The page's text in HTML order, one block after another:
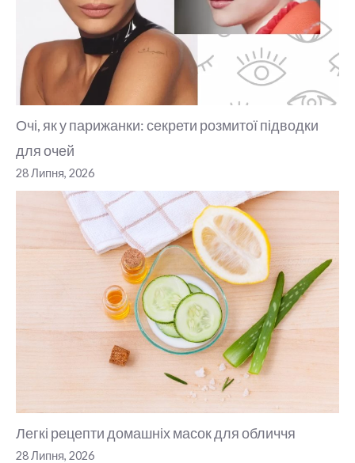
Очі, як у парижанки: секрети розмитої підводки
для очей
28 Липня, 2026
Легкі рецепти домашніх масок для обличчя
28 Липня, 2026